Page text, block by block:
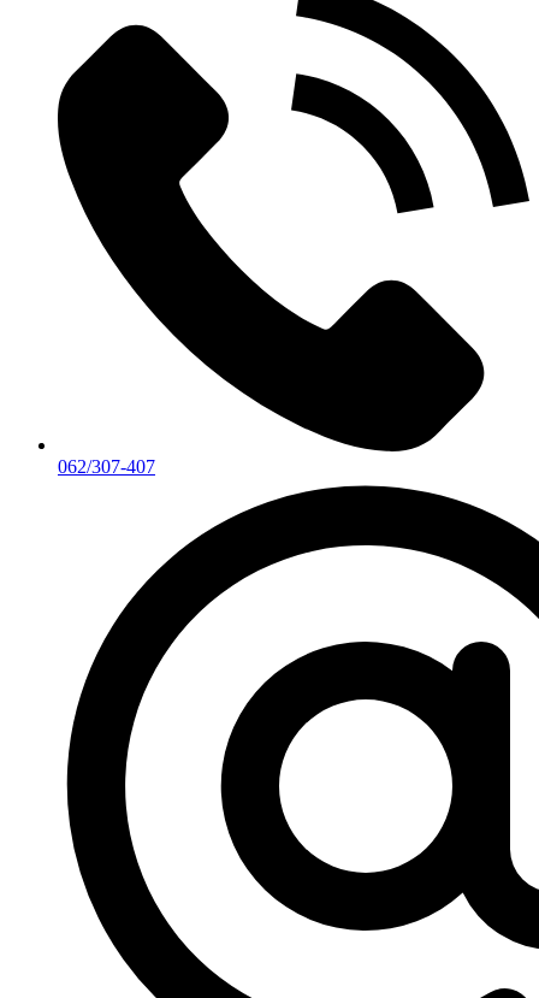
062/307-407